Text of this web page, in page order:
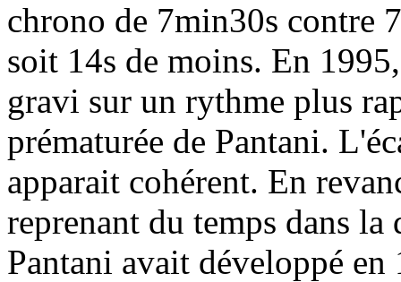
chrono de 7min30s contre
soit 14s de moins. En
gravi sur un rythme plus
prématurée de Pantani.
apparait cohérent. En
reprenant du temps dans
Pantani avait développé